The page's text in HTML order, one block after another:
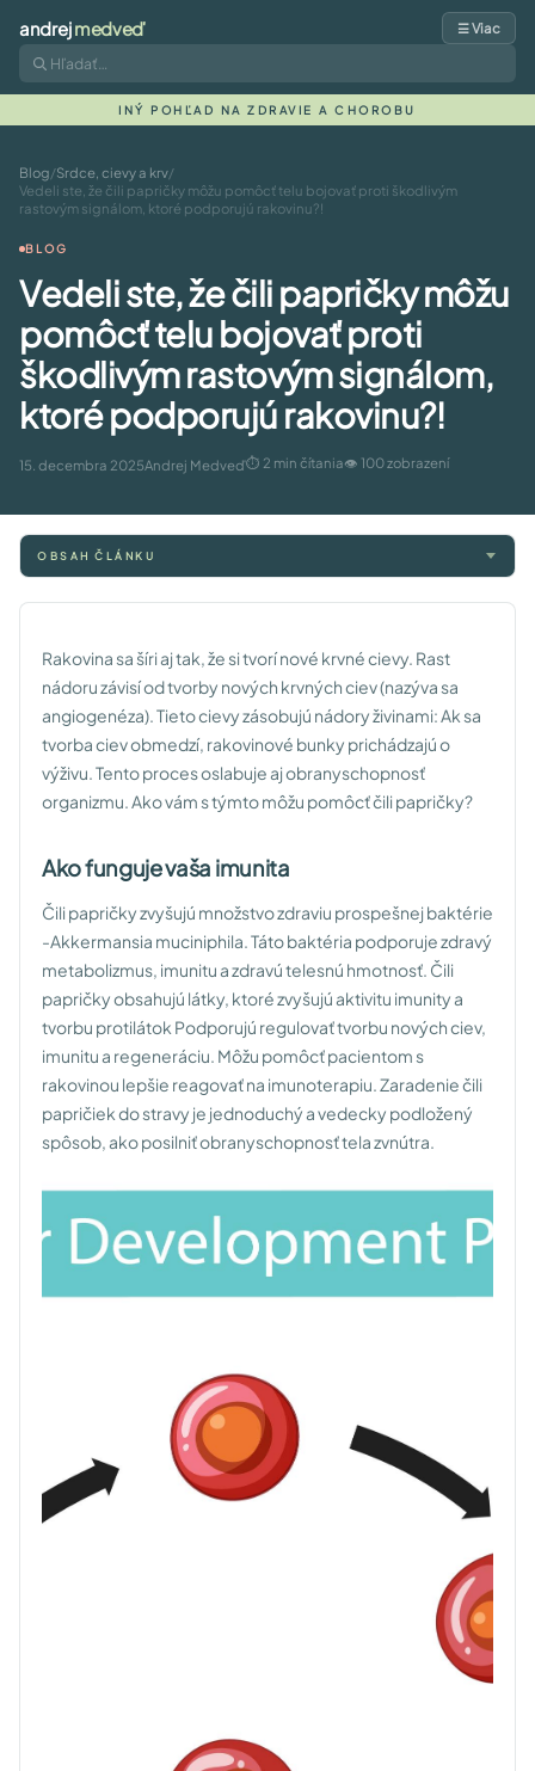
andrejmedveď ☰ Viac
INÝ POHĽAD NA ZDRAVIE A CHOROBU
Blog/Srdce, cievy a krv/
Vedeli ste, že čili papričky môžu pomôcť telu bojovať proti škodlivým
rastovým signálom, ktoré podporujú rakovinu?!
BLOG
Vedeli ste, že čili papričky môžu
pomôcť telu bojovať proti
škodlivým rastovým signálom,
ktoré podporujú rakovinu?!
15. decembra 2025Andrej Medveď⏱ 2 min čítania👁 100 zobrazení
OBSAH ČLÁNKU
Rakovina sa šíri aj tak, že si tvorí nové krvné cievy. Rast
nádoru závisí od tvorby nových krvných ciev (nazýva sa
angiogenéza). Tieto cievy zásobujú nádory živinami: Ak sa
tvorba ciev obmedzí, rakovinové bunky prichádzajú o
výživu. Tento proces oslabuje aj obranyschopnosť
organizmu. Ako vám s týmto môžu pomôcť čili papričky?
Ako funguje vaša imunita
Čili papričky zvyšujú množstvo zdraviu prospešnej baktérie
-Akkermansia muciniphila. Táto baktéria podporuje zdravý
metabolizmus, imunitu a zdravú telesnú hmotnosť. Čili
papričky obsahujú látky, ktoré zvyšujú aktivitu imunity a
tvorbu protilátok Podporujú regulovať tvorbu nových ciev,
imunitu a regeneráciu. Môžu pomôcť pacientom s
rakovinou lepšie reagovať na imunoterapiu. Zaradenie čili
papričiek do stravy je jednoduchý a vedecky podložený
spôsob, ako posilniť obranyschopnosť tela zvnútra.